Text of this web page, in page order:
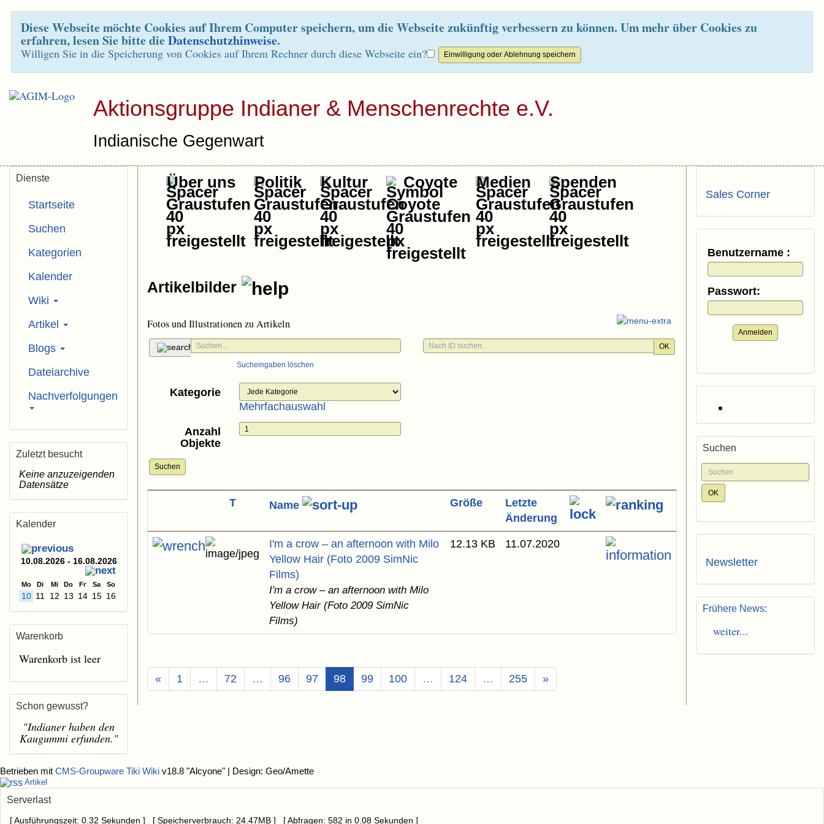
Diese Webseite möchte Cookies auf Ihrem Computer speichern, um die Webseite zukünftig verbessern zu können. Um mehr über Cookies zu
erfahren, lesen Sie bitte dieDatenschutzhinweise.
Willigen Sie in die Speicherung von Cookies auf Ihrem Rechner durch diese Webseite ein?
Aktionsgruppe Indianer & Menschenrechte e.V.
Indianische Gegenwart
Über uns Politik Kultur Coyote Medien Spenden
Artikelbilder
Fotos und Illustrationen zu Artikeln
Sucheingaben löschen
Kategorie
Mehrfachauswahl
Anzahl
Objekte
Suchen
OK
T Name Größe
Letzte
Änderung
I'm a crow – an afternoon with Milo
Yellow Hair (Foto 2009 SimNic
Films)
I'm a crow – an afternoon with Milo
Yellow Hair (Foto 2009 SimNic
Films)
12.13 KB 11.07.2020
« 1 … 72 … 96 97 98(Aktuell)
99 100 … 124 … 255 »
Dienste
Startseite
Suchen
Kategorien
Kalender
Wiki
Artikel
Blogs
Dateiarchive
Nachverfolgungen
Zuletzt besucht
Keine anzuzeigenden
Datensätze
Kalender
10.08.2026 - 16.08.2026
Mo Di Mi Do Fr Sa So
10 11 12 13 14 15 16
Warenkorb
Warenkorb ist leer
Schon gewusst?
"Indianer haben den
Kaugummi erfunden."
Sales Corner
Benutzername :
Passwort:
Anmelden
Suchen
Newsletter
Frühere News:
weiter...
Betrieben mit CMS-Groupware Tiki Wiki v18.8 "Alcyone" | Design: Geo/Amette
Artikel
Serverlast
[ Ausführungszeit: 0.32 Sekunden ] [ Speicherverbrauch: 24.47MB ] [ Abfragen: 582 in 0.08 Sekunden ]